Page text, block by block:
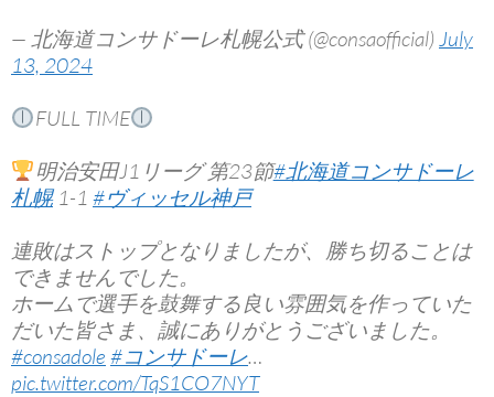
— 北海道コンサドーレ札幌公式 (@consaofficial) July
13, 2024
FULL TIME
明治安田J1リーグ 第23節#北海道コンサドーレ
札幌1-1 #ヴィッセル神戸
連敗はストップとなりましたが、勝ち切ることは
できませんでした。
ホームで選手を鼓舞する良い雰囲気を作っていた
だいた皆さま、誠にありがとうございました。
#consadole #コンサドーレ…
pic.twitter.com/TqS1CO7NYT